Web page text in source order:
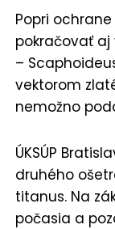
Popri
pokračovať
–
vektorom
nemožno
ÚKSÚP
druhého
titanus. Na
počasia a